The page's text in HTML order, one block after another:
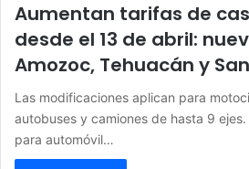
Aumentan tarifas de
desde el 13 de abril:
Amozoc, Tehuacán y
Las modificaciones aplican para
autobuses y camiones de hasta 9
para automóvil…